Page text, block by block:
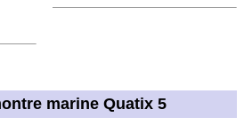
marine Quatix 5